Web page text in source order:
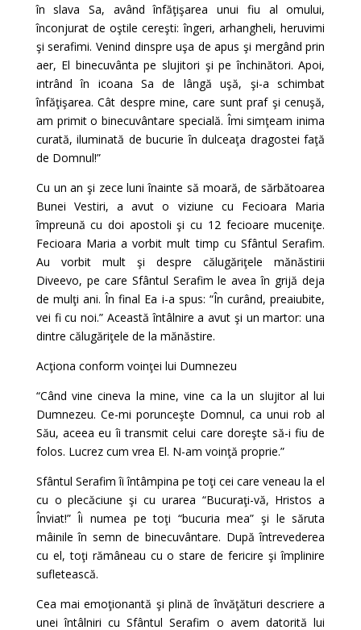
în slava Sa, având înfăţişarea unui fiu al omului,
înconjurat de oştile cereşti: îngeri, arhangheli, heruvimi
şi serafimi. Venind dinspre uşa de apus şi mergând prin
aer, El binecuvânta pe slujitori şi pe închinători. Apoi,
intrând în icoana Sa de lângă uşă, şi-a schimbat
înfăţişarea. Cât despre mine, care sunt praf şi cenuşă,
am primit o binecuvântare specială. Îmi simţeam inima
curată, iluminată de bucurie în dulceaţa dragostei faţă
de Domnul!”
Cu un an şi zece luni înainte să moară, de sărbătoarea
Bunei Vestiri, a avut o viziune cu Fecioara Maria
împreună cu doi apostoli şi cu 12 fecioare muceniţe.
Fecioara Maria a vorbit mult timp cu Sfântul Serafim.
Au vorbit mult şi despre călugăriţele mănăstirii
Diveevo, pe care Sfântul Serafim le avea în grijă deja
de mulţi ani. În final Ea i-a spus: “În curând, preaiubite,
vei fi cu noi.” Această întâlnire a avut şi un martor: una
dintre călugăriţele de la mănăstire.
Acţiona conform voinţei lui Dumnezeu
“Când vine cineva la mine, vine ca la un slujitor al lui
Dumnezeu. Ce-mi porunceşte Domnul, ca unui rob al
Său, aceea eu îi transmit celui care doreşte să-i fiu de
folos. Lucrez cum vrea El. N-am voinţă proprie.”
Sfântul Serafim îi întâmpina pe toţi cei care veneau la el
cu o plecăciune şi cu urarea “Bucuraţi-vă, Hristos a
Înviat!” Îi numea pe toţi “bucuria mea” şi le săruta
mâinile în semn de binecuvântare. După întrevederea
cu el, toţi rămâneau cu o stare de fericire şi împlinire
sufletească.
Cea mai emoţionantă şi plină de învăţături descriere a
unei întâlniri cu Sfântul Serafim o avem datorită lui